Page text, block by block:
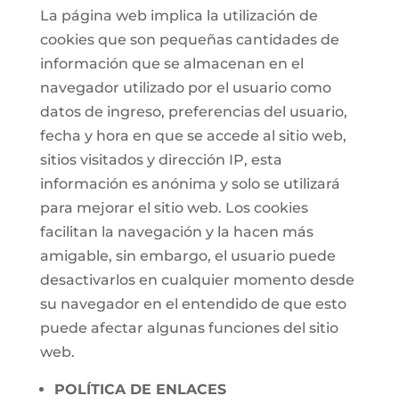
La página web implica la utilización de
cookies que son pequeñas cantidades de
información que se almacenan en el
navegador utilizado por el usuario como
datos de ingreso, preferencias del usuario,
fecha y hora en que se accede al sitio web,
sitios visitados y dirección IP, esta
información es anónima y solo se utilizará
para mejorar el sitio web. Los cookies
facilitan la navegación y la hacen más
amigable, sin embargo, el usuario puede
desactivarlos en cualquier momento desde
su navegador en el entendido de que esto
puede afectar algunas funciones del sitio
web.
POLÍTICA DE ENLACES